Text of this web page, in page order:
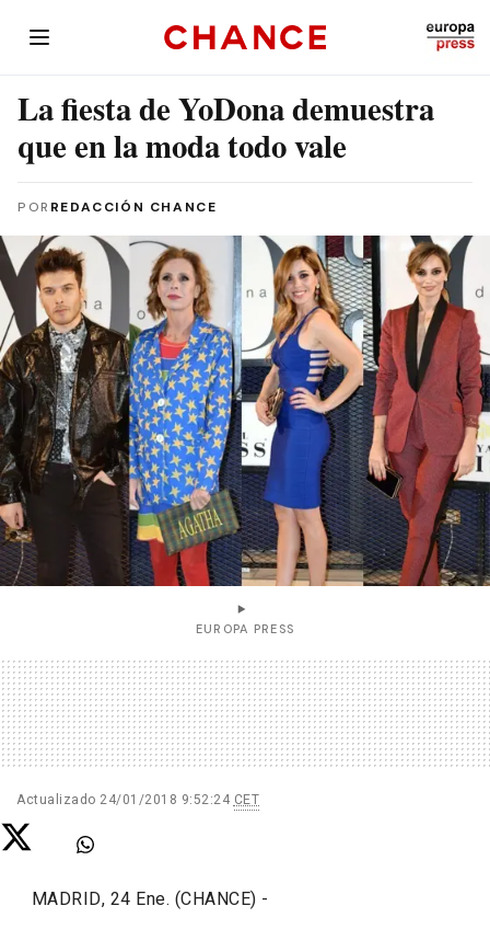
La fiesta de YoDona demuestra
que en la moda todo vale
POR REDACCIÓN CHANCE
EUROPA PRESS
Actualizado 24/01/2018 9:52:24 CET
MADRID, 24 Ene. (CHANCE) -